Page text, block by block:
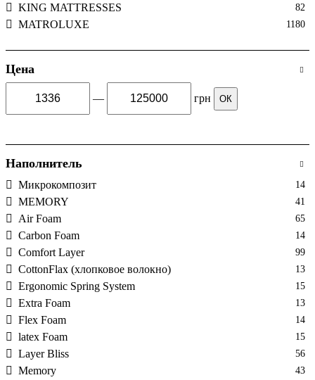
KING MATTRESSES 82
MATROLUXE 1180
Цена
— грн ОК
Наполнитель
Микрокомпозит 14
MEMORY 41
Air Foam 65
Carbon Foam 14
Comfort Layer 99
CottonFlax (хлопковое волокно) 13
Ergonomic Spring System 15
Extra Foam 13
Flex Foam 14
latex Foam 15
Layer Bliss 56
Memory 43